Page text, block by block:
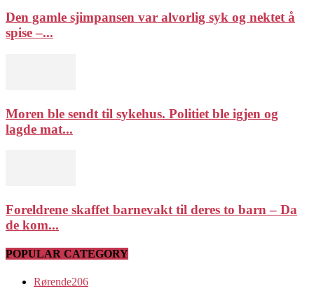
Den gamle sjimpansen var alvorlig syk og nektet å
spise –...
Moren ble sendt til sykehus. Politiet ble igjen og
lagde mat...
Foreldrene skaffet barnevakt til deres to barn – Da
de kom...
POPULAR CATEGORY
Rørende206